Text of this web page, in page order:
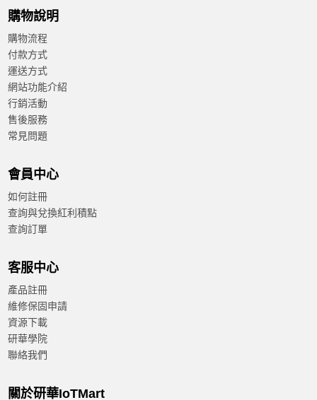
購物說明
購物流程
付款方式
運送方式
網站功能介紹
行銷活動
售後服務
常見問題
會員中心
如何註冊
查詢與兌換紅利積點
查詢訂單
客服中心
產品註冊
維修保固申請
資源下載
研華學院
聯絡我們
關於研華IoTMart